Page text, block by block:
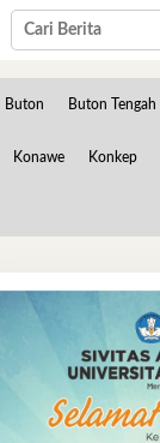
Buton Buton Tengah
Konawe Konkep